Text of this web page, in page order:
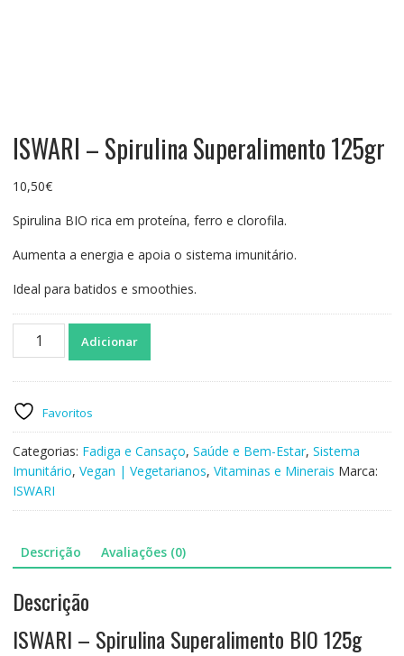
ISWARI – Spirulina Superalimento 125gr
10,50€
Spirulina BIO rica em proteína, ferro e clorofila.
Aumenta a energia e apoia o sistema imunitário.
Ideal para batidos e smoothies.
Quantidade
Spirulina
Superalimento
125gr
Adicionar
Favoritos
Categorias: Fadiga e Cansaço, Saúde e Bem-Estar, Sistema
Imunitário, Vegan | Vegetarianos, Vitaminas e Minerais Marca:
ISWARI
Descrição Avaliações (0)
Descrição
ISWARI – Spirulina Superalimento BIO 125g